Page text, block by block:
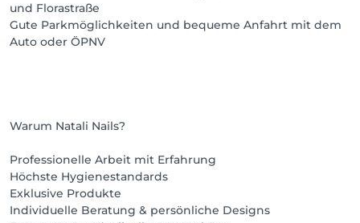
und Florastraße
Gute Parkmöglichkeiten und bequeme Anfahrt mit dem
Auto oder ÖPNV
Warum Natali Nails?
Professionelle Arbeit mit Erfahrung
Höchste Hygienestandards
Exklusive Produkte
Individuelle Beratung & persönliche Designs